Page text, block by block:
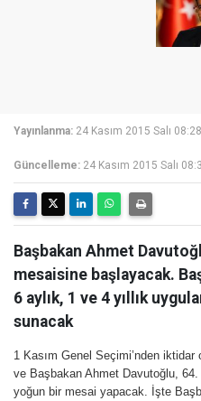
Yayınlanma: 24 Kasım 2015 Salı 08:28
Güncelleme: 24 Kasım 2015 Salı
Başbakan Ahmet
mesaisine başlayacak.
6 aylık, 1 ve 4 yıllık
sunacak
1 Kasım Genel Seçimi’nden
ve Başbakan Ahmet Davutoğlu,
yoğun bir mesai yapacak. İşte